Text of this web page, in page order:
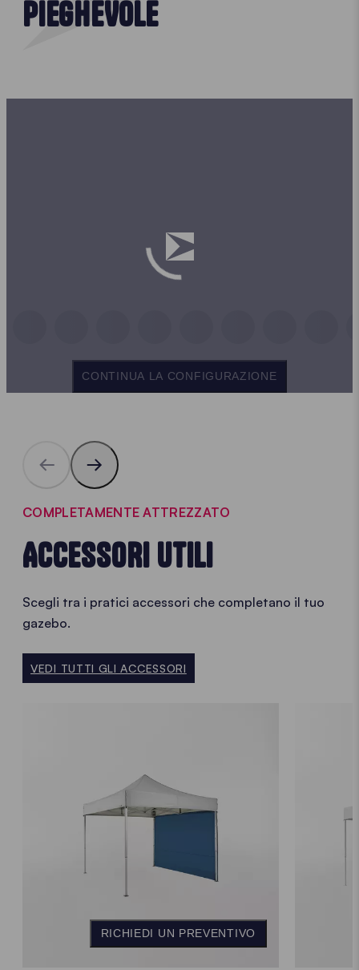
PIEGHEVOLE
CONTINUA LA CONFIGURAZIONE
COMPLETAMENTE ATTREZZATO
ACCESSORI UTILI
Scegli tra i pratici accessori che completano il tuo
gazebo.
VEDI TUTTI GLI ACCESSORI
RICHIEDI UN PREVENTIVO